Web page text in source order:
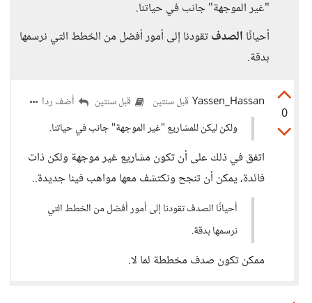
"غير الموجهة" جانب في حياتنا.
أحيانًا الصدفتقودنا إلى أمور أفضل من الخطط التي نرسمها
بدقة.
0
Yassen_Hassan قبل سنتين قبل سنتين
أضف ردا
ولكن ليكن للمشاريع "غير الموجهة" جانب في حياتنا.
اتفق في ذلك على أن تكون مشاريع غير موجهة ولكن ذات
فائدة، يمكن أن تنجح ونكتشف معها مواهب فينا جديدة..
أحيانًا الصدف تقودنا إلى أمور أفضل من الخطط التي
نرسمها بدقة.
ممكن تكون صدف مخططة لما لا.